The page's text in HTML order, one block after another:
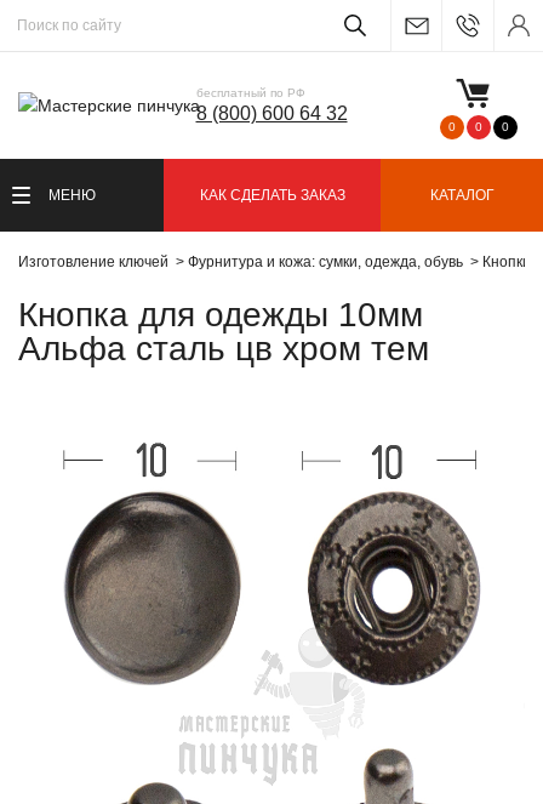
бесплатный по РФ
8 (800) 600 64 32
0 0 0
МЕНЮ КАК СДЕЛАТЬ ЗАКАЗ КАТАЛОГ
Изготовление ключей Фурнитура и кожа: сумки, одежда, обувь Кнопки
Кнопка для одежды 10мм
Альфа сталь цв хром тем